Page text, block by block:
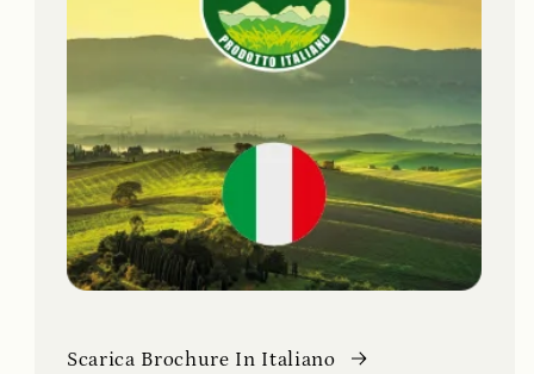
Scarica Brochure In Italiano